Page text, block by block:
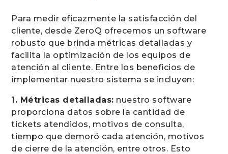
Para medir eficazmente la satisfacción del
cliente, desde ZeroQ ofrecemos un software
robusto que brinda métricas detalladas y
facilita la optimización de los equipos de
atención al cliente. Entre los beneficios de
implementar nuestro sistema se incluyen:
1. Métricas detalladas: nuestro software
proporciona datos sobre la cantidad de
tickets atendidos, motivos de consulta,
tiempo que demoró cada atención, motivos
de cierre de la atención, entre otros. Esto